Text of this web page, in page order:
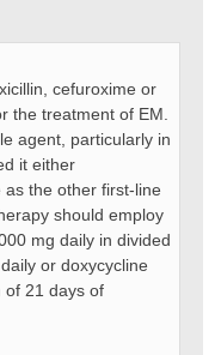
cefuroxime or
the treatment of EM.
agent, particularly in
it either
the other first-line
should employ
mg daily in divided
or doxycycline
of 21 days of